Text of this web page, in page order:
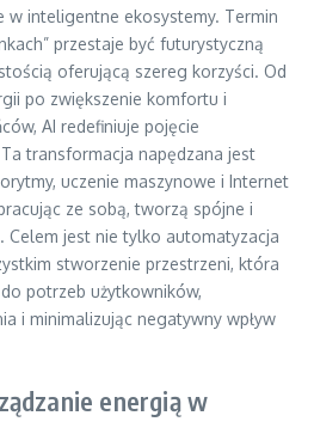
w inteligentne ekosystemy. Termin
przestaje być futurystyczną
oferującą szereg korzyści. Od
po zwiększenie komfortu i
AI redefiniuje pojęcie
transformacja napędzana jest
uczenie maszynowe i Internet
ze sobą, tworzą spójne i
Celem jest nie tylko automatyzacja
stworzenie przestrzeni, która
potrzeb użytkowników,
i minimalizując negatywny wpływ
energią w